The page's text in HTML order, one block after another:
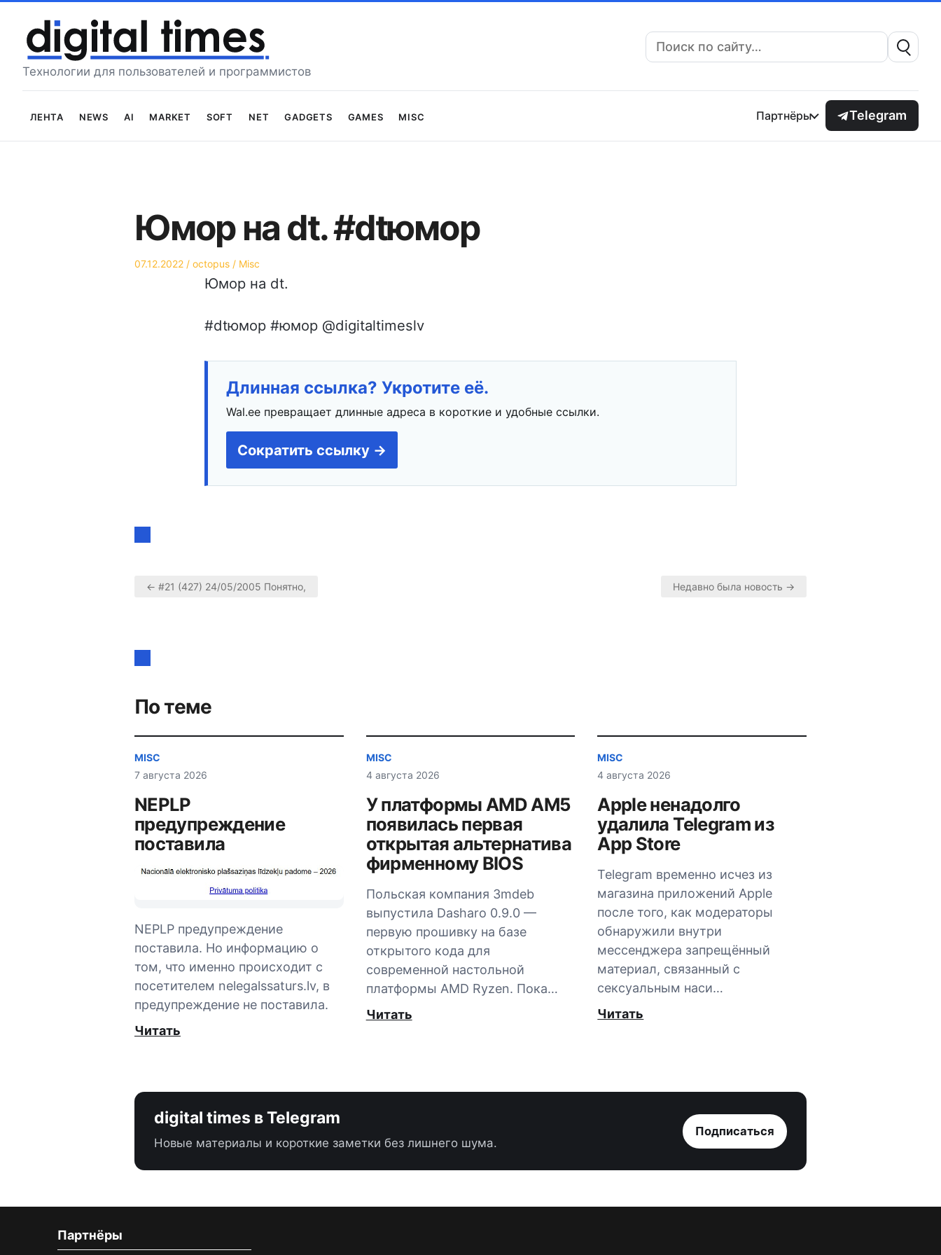
содержимому
Технологии для пользователей и программистов
Поиск:
Лента News AI Market Soft Net Gadgets Games Misc Партнёры Telegram
Юмор на dt. #dtюмор
Опубликовано
07.12.2022 Автор
octopus
Опубликовано
Misc
Юмор на dt.
#dtюмор #юмор @digitaltimeslv
Длинная ссылка? Укротите её.
Wal.ee превращает длинные адреса в короткие и удобные ссылки.
Сократить ссылку →
по
записям
← #21 (427) 24/05/2005 Понятно, Недавно была новость →
По теме
MISC
7 августа 2026
NEPLP
предупреждение
поставила
NEPLP предупреждение
поставила. Но информацию о
том, что именно происходит с
посетителем nelegalssaturs.lv, в
предупреждение не поставила.
Читать
MISC
4 августа 2026
У платформы AMD AM5
появилась первая
открытая альтернатива
фирменному BIOS
Польская компания 3mdeb
выпустила Dasharo 0.9.0 —
первую прошивку на базе
открытого кода для
современной настольной
платформы AMD Ryzen. Пока…
Читать
MISC
4 августа 2026
Apple ненадолго
удалила Telegram из
App Store
Telegram временно исчез из
магазина приложений Apple
после того, как модераторы
обнаружили внутри
мессенджера запрещённый
материал, связанный с
сексуальным наси…
Читать
digital times в Telegram
Новые материалы и короткие заметки без лишнего шума.
Подписаться
Партнёры